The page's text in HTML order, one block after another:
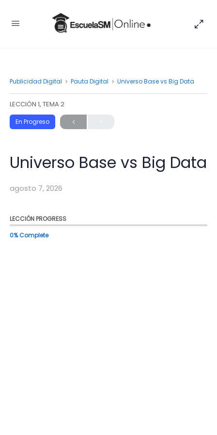
Publicidad Digital Pauta Digital Universo Base vs Big Data
LECCIÓN 1, TEMA 2
En Progreso
Universo Base vs Big Data
agosto 7, 2026
LECCIÓN PROGRESS
0% Complete